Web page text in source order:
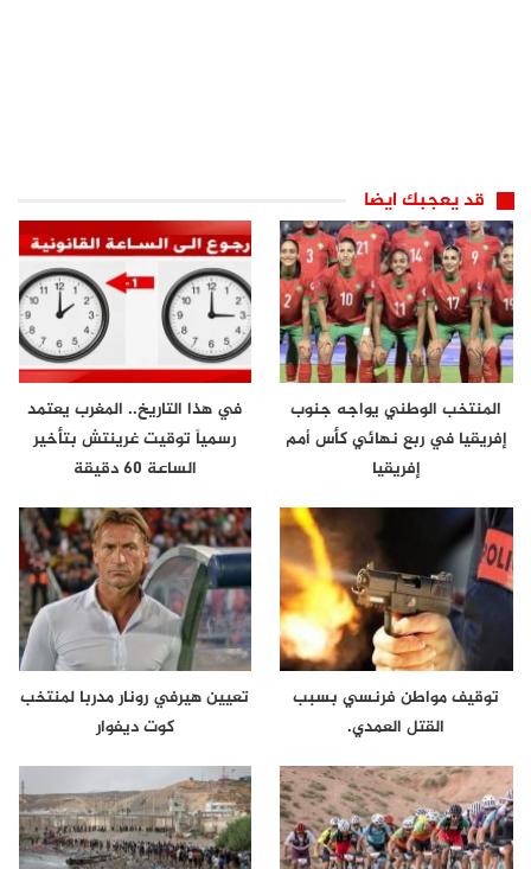
قد يعجبك ايضا
المنتخب الوطني يواجه جنوب
إفريقيا في ربع نهائي كأس أمم
إفريقيا
في هذا التاريخ.. المغرب يعتمد
رسمياً توقيت غرينتش بتأخير
الساعة 60 دقيقة
توقيف مواطن فرنسي بسبب
القتل العمدي.
تعيين هيرفي رونار مدربا لمنتخب
كوت ديفوار